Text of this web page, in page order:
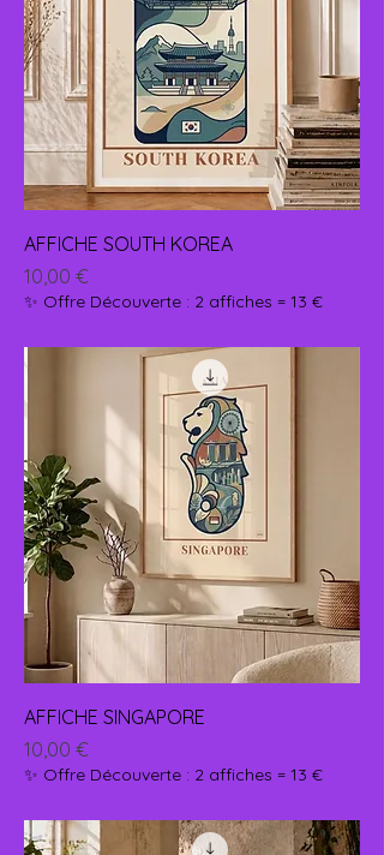
AFFICHE SOUTH KOREA
Prix
10,00 €
✨ Offre Découverte : 2 affiches = 13 €
AFFICHE SINGAPORE
Prix
10,00 €
✨ Offre Découverte : 2 affiches = 13 €